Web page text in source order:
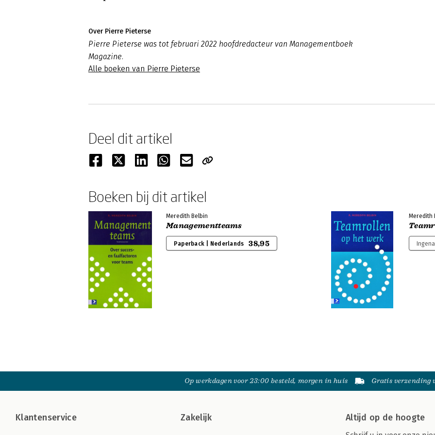
Over Pierre Pieterse
Pierre Pieterse was tot februari 2022 hoofdredacteur van Managementboek
Magazine.
Alle boeken van Pierre Pieterse
Deel dit artikel
Boeken bij dit artikel
Meredith Belbin
Managementteams
Paperback | Nederlands 38,95
Meredith
Op werkdagen voor 23:00 besteld, morgen in huis Gratis verzending
Klantenservice Zakelijk Altijd op de hoogte